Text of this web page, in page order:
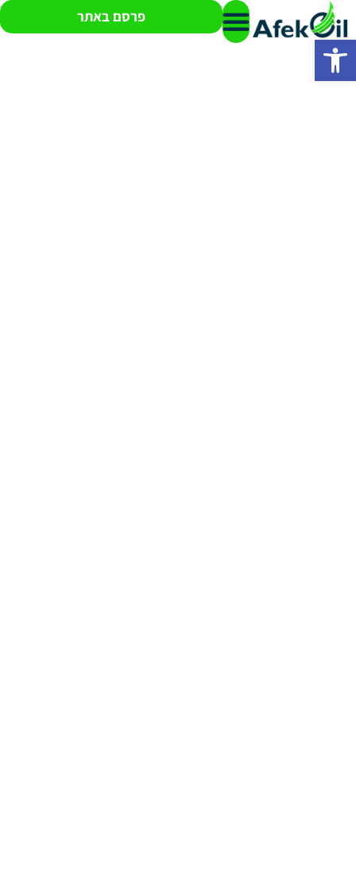
פתח סרגל נגישות
פרסם באתר